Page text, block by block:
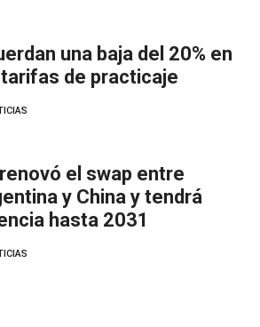
una baja del 20% en
tarifas de practicaje
el swap entre
y China y tendrá
hasta 2031